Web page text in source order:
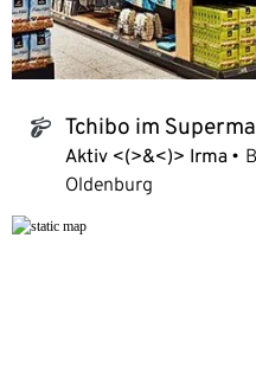
tchibo_logo Tchibo im
Aktiv <(>&<)> Irma
Oldenburg